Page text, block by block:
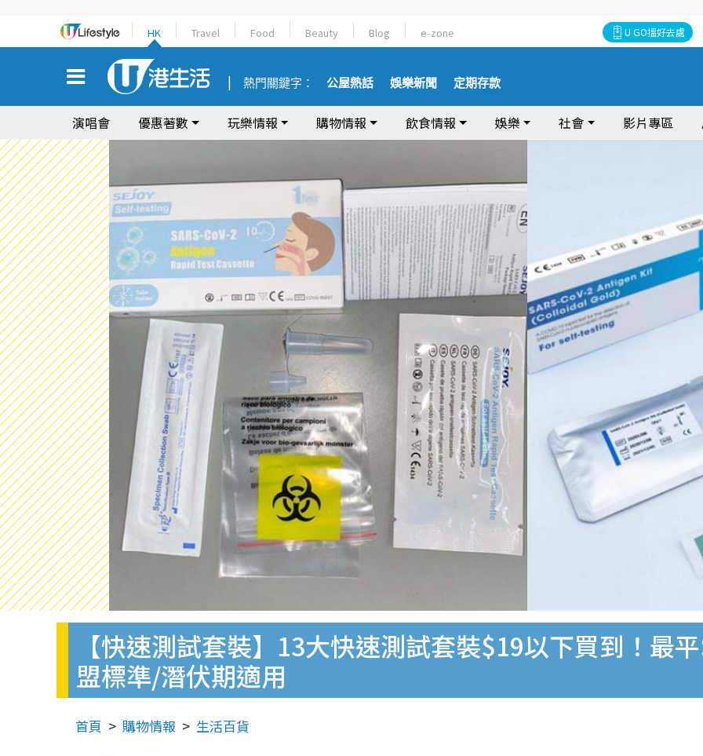
HK Travel Food Beauty Blog e-zone U GO搵好去處
熱門關鍵字： 公屋熱話 娛樂新聞 定期存款
演唱會 優惠著數 玩樂情報 購物情報 飲食情報 娛樂 社會 影片專區
【快速測試套裝】13大快速測試套裝$19以下買到！最
盟標準/潛伏期適用
首頁 購物情報 生活百貨